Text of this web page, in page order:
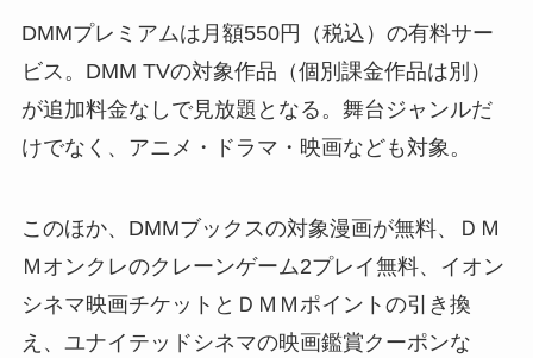
DMMプレミアムは月額550円（税込）の有料サー
ビス。DMM TVの対象作品（個別課金作品は別）
が追加料金なしで見放題となる。舞台ジャンルだ
けでなく、アニメ・ドラマ・映画なども対象。
このほか、DMMブックスの対象漫画が無料、ＤＭ
Ｍオンクレのクレーンゲーム2プレイ無料、イオン
シネマ映画チケットとＤＭＭポイントの引き換
え、ユナイテッドシネマの映画鑑賞クーポンな